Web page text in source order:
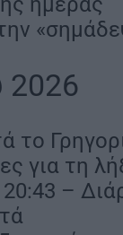
2026
το
για τη
–